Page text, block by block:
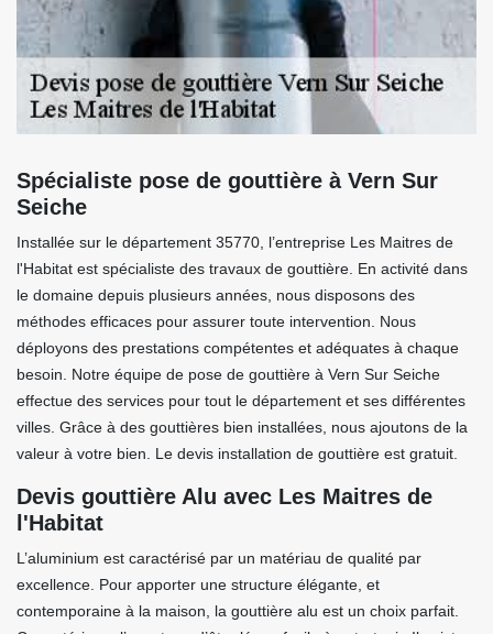
Spécialiste pose de gouttière à Vern Sur
Seiche
Installée sur le département 35770, l’entreprise Les Maitres de
l'Habitat est spécialiste des travaux de gouttière. En activité dans
le domaine depuis plusieurs années, nous disposons des
méthodes efficaces pour assurer toute intervention. Nous
déployons des prestations compétentes et adéquates à chaque
besoin. Notre équipe de pose de gouttière à Vern Sur Seiche
effectue des services pour tout le département et ses différentes
villes. Grâce à des gouttières bien installées, nous ajoutons de la
valeur à votre bien. Le devis installation de gouttière est gratuit.
Devis gouttière Alu avec Les Maitres de
l'Habitat
L’aluminium est caractérisé par un matériau de qualité par
excellence. Pour apporter une structure élégante, et
contemporaine à la maison, la gouttière alu est un choix parfait.